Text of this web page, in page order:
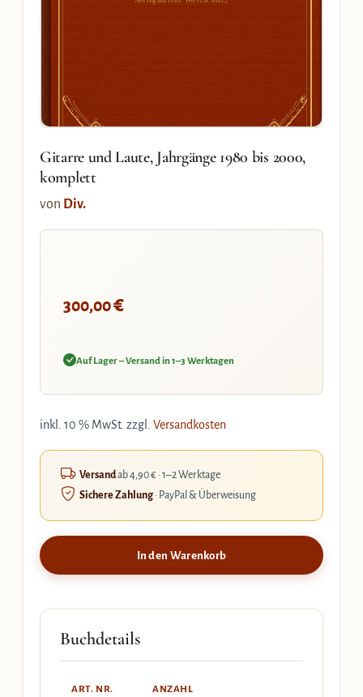
Gitarre und Laute, Jahrgänge 1980 bis 2000,
komplett
von Div.
300,00€
Auf Lager – Versand in 1–3 Werktagen
inkl. 10 % MwSt. zzgl. Versandkosten
Versandab 4,90 € · 1–2 Werktage
Sichere Zahlung· PayPal & Überweisung
In den Warenkorb
Buchdetails
ART. NR.
ANZAHL